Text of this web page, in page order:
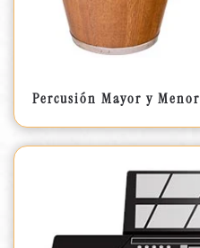
Percusión Mayor y Menor